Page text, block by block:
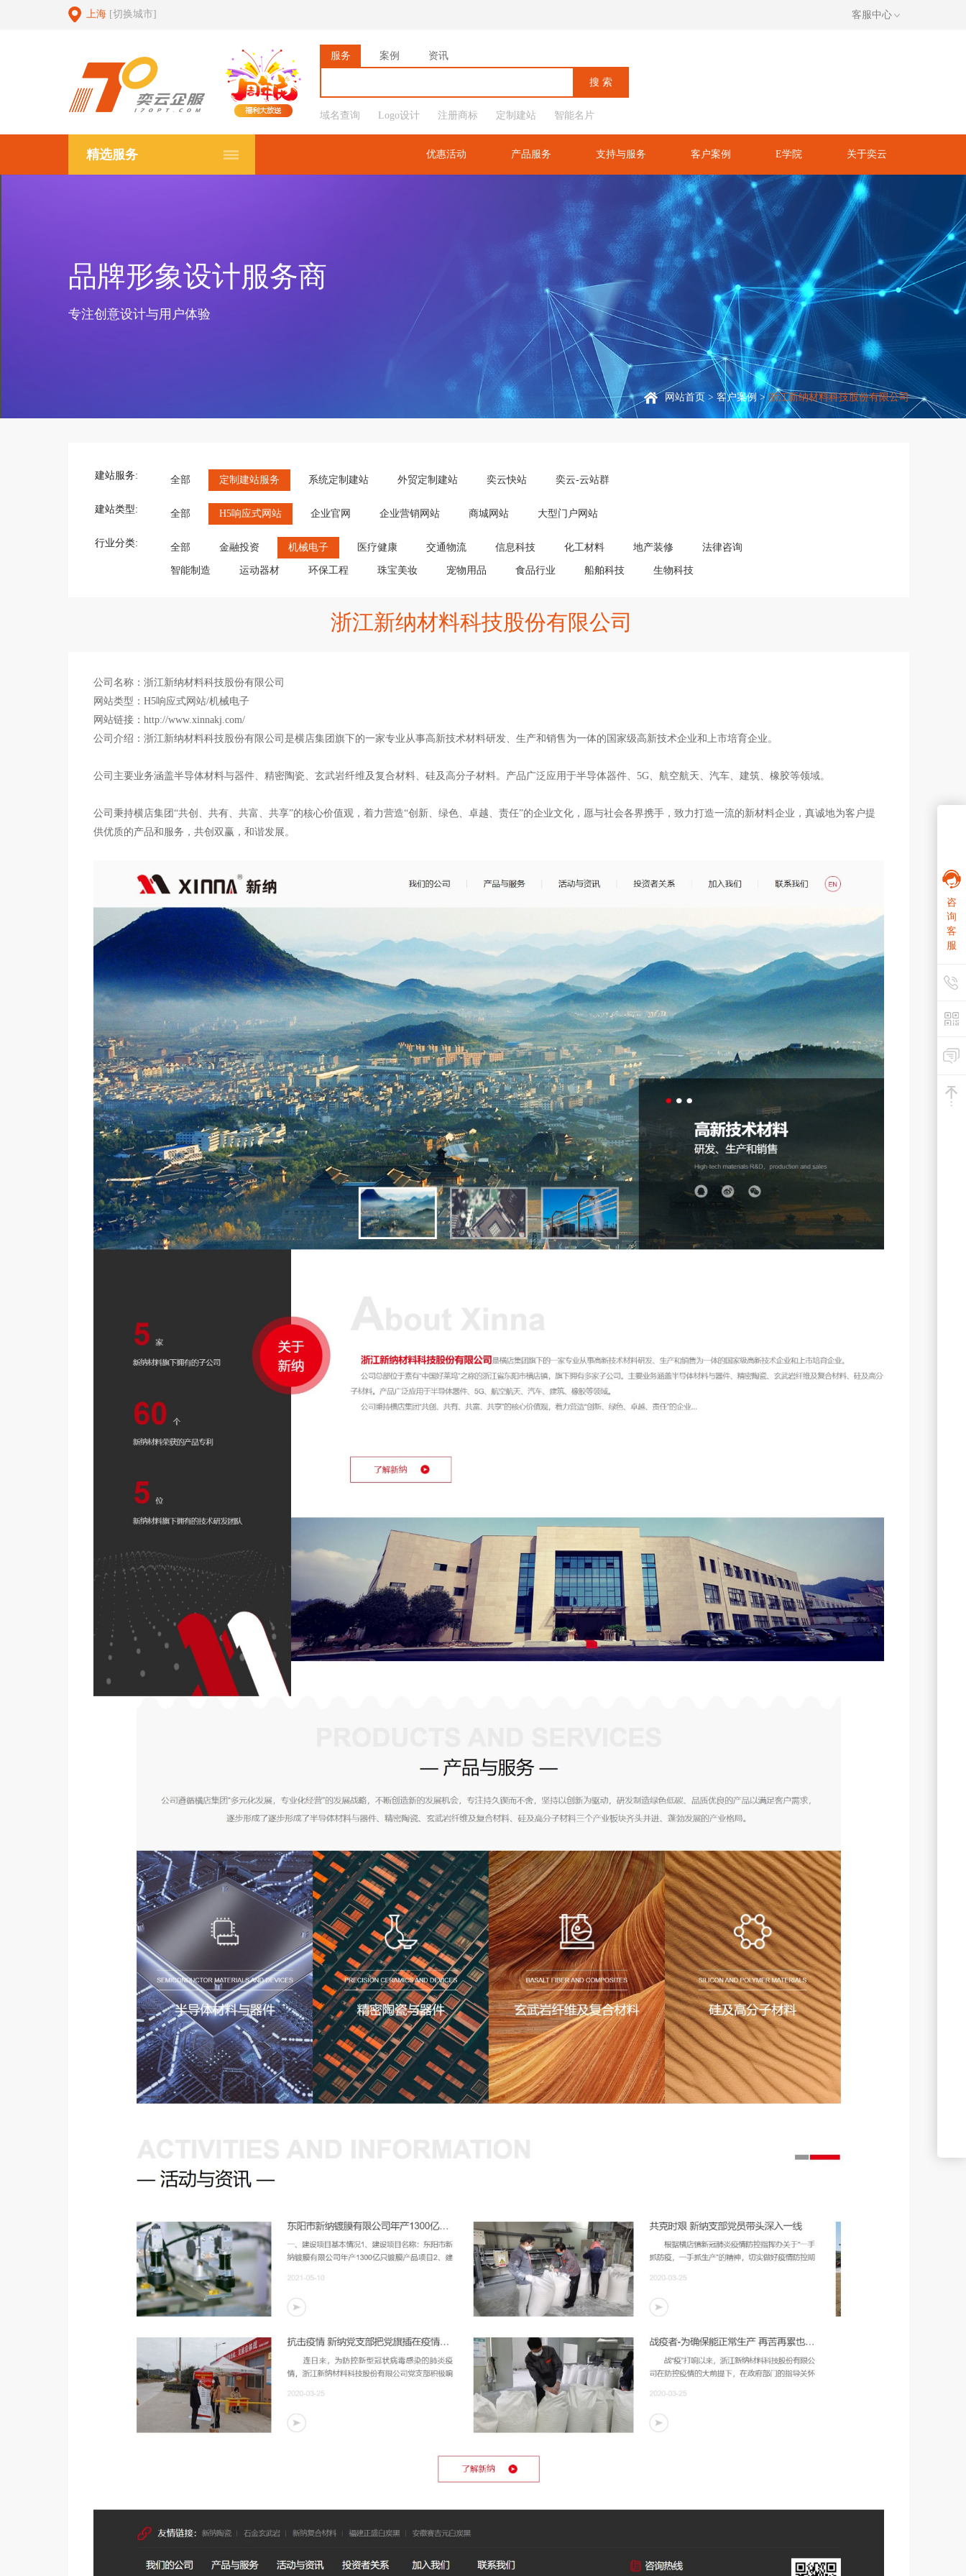
上海 [切换城市] 客服中心
服务 案例 资讯
域名查询 Logo设计 注册商标 定制建站 智能名片
精选服务 优惠活动 产品服务 支持与服务 客户案例 E学院 关于奕云
品牌形象设计服务商
专注创意设计与用户体验
网站首页 > 客户案例 >浙江新纳材料科技股份有限公司
建站服务: 全部 定制建站服务 系统定制建站 外贸定制建站 奕云快站 奕云-云站群
建站类型: 全部 H5响应式网站 企业官网 企业营销网站 商城网站 大型门户网站
行业分类: 全部 金融投资 机械电子 医疗健康 交通物流 信息科技 化工材料 地产装修 法律咨询
智能制造 运动器材 环保工程 珠宝美妆 宠物用品 食品行业 船舶科技 生物科技
浙江新纳材料科技股份有限公司
公司名称：浙江新纳材料科技股份有限公司
网站类型：H5响应式网站/机械电子
网站链接：http://www.xinnakj.com/
公司介绍：浙江新纳材料科技股份有限公司是横店集团旗下的一家专业从事高新技术材料研发、生产和销售为一体的国家级高新技术企业和上市培育企业。
公司主要业务涵盖半导体材料与器件、精密陶瓷、玄武岩纤维及复合材料、硅及高分子材料。产品广泛应用于半导体器件、5G、航空航天、汽车、建筑、橡胶等领域。
公司秉持横店集团“共创、共有、共富、共享”的核心价值观，着力营造“创新、绿色、卓越、责任”的企业文化，愿与社会各界携手，致力打造一流的新材料企业，真诚地为客户提
供优质的产品和服务，共创双赢，和谐发展。
咨
询
客
服